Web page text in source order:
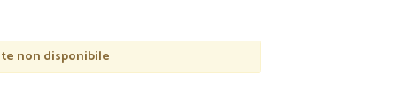
non disponibile